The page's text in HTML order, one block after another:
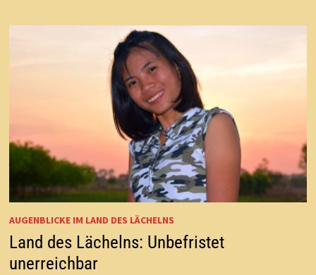
AUGENBLICKE IM LAND DES LÄCHELNS
Land des Lächelns: Unbefristet
unerreichbar